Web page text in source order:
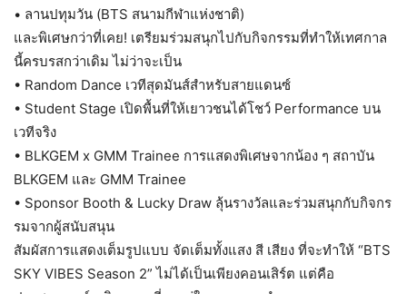
• ลานปทุมวัน (BTS สนามกีฬาแห่งชาติ)
และพิเศษกว่าที่เคย! เตรียมร่วมสนุกไปกับกิจกรรมที่ทำให้เทศกาล
นี้ครบรสกว่าเดิม ไม่ว่าจะเป็น
• Random Dance เวทีสุดมันส์สำหรับสายแดนซ์
• Student Stage เปิดพื้นที่ให้เยาวชนได้โชว์ Performance บน
เวทีจริง
• BLKGEM x GMM Trainee การแสดงพิเศษจากน้อง ๆ สถาบัน
BLKGEM และ GMM Trainee
• Sponsor Booth & Lucky Draw ลุ้นรางวัลและร่วมสนุกกับกิจกร
รมจากผู้สนับสนุน
สัมผัสการแสดงเต็มรูปแบบ จัดเต็มทั้งแสง สี เสียง ที่จะทำให้ “BTS
SKY VIBES Season 2” ไม่ได้เป็นเพียงคอนเสิร์ต แต่คือ